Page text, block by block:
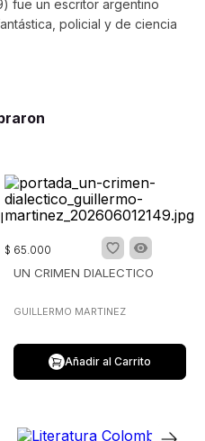
fue un escritor argentino
policial y de ciencia
$ 65.000
UN CRIMEN DIALECTICO
GUILLERMO MARTINEZ
Añadir al Carrito